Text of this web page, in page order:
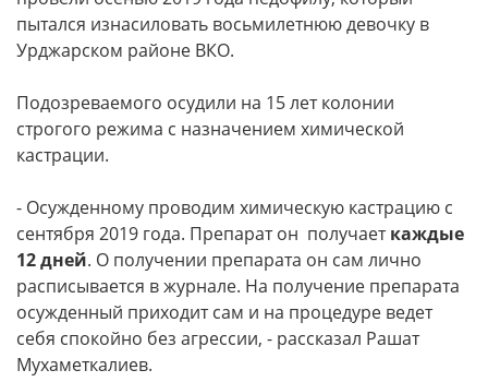
пытался изнасиловать восьмилетнюю девочку в
Урджарском районе ВКО.
Подозреваемого осудили на 15 лет колонии
строгого режима с назначением химической
кастрации.
- Осужденному проводим химическую кастрацию с
сентября 2019 года. Препарат он получаеткаждые
12 дней. О получении препарата он сам лично
расписывается в журнале. На получение препарата
осужденный приходит сам и на процедуре ведет
себя спокойно без агрессии, - рассказал Рашат
Мухаметкалиев.